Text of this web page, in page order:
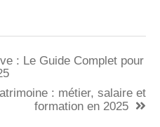
: Le Guide Complet pour
: métier, salaire et
formation en 2025